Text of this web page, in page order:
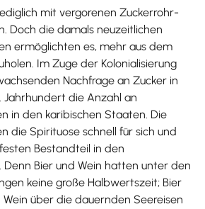
mit vergorenen Zuckerrohr-
Doch die damals neuzeitlichen
ermöglichten es, mehr aus dem
Im Zuge der Kolonialisierung
Nachfrage an Zucker in
Jahrhundert die Anzahl an
in den karibischen Staaten. Die
die Spirituose schnell für sich und
Bestandteil in den
Denn Bier und Wein hatten unter den
keine große Halbwertszeit; Bier
über die dauernden Seereisen